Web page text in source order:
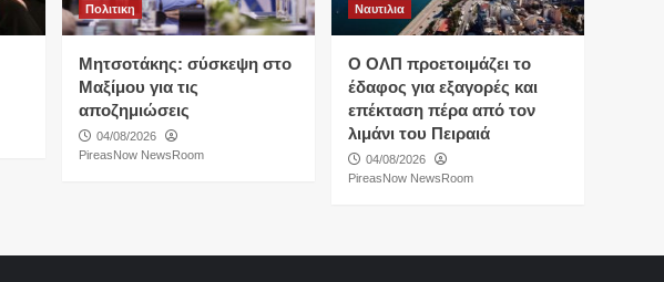
Πολιτικη
Μητσοτάκης: σύσκεψη στο
Μαξίμου για τις
αποζημιώσεις
04/08/2026
PireasNow NewsRoom
Ναυτιλια
O ΟΛΠ προετοιμάζει το
έδαφος για εξαγορές και
επέκταση πέρα από τον
λιμάνι του Πειραιά
04/08/2026
PireasNow NewsRoom